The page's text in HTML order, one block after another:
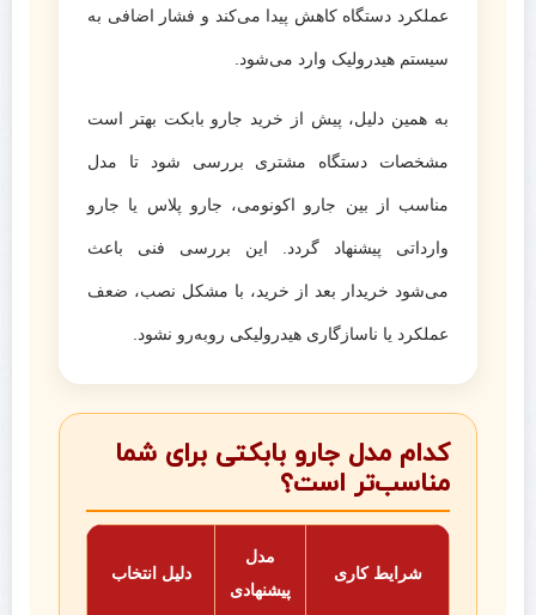
عملکرد دستگاه کاهش پیدا می‌کند و فشار اضافی به
سیستم هیدرولیک وارد می‌شود.
به همین دلیل، پیش از خرید جارو بابکت بهتر است
مشخصات دستگاه مشتری بررسی شود تا مدل
مناسب از بین جارو اکونومی، جارو پلاس یا جارو
وارداتی پیشنهاد گردد. این بررسی فنی باعث
می‌شود خریدار بعد از خرید، با مشکل نصب، ضعف
عملکرد یا ناسازگاری هیدرولیکی روبه‌رو نشود.
کدام مدل جارو بابکتی برای شما
مناسب‌تر است؟
شرایط کاری
مدل
پیشنهادی
دلیل انتخاب